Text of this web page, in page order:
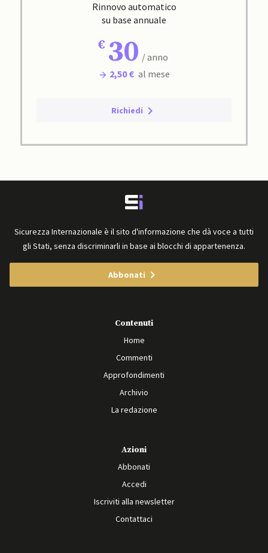
Rinnovo automatico
su base annuale
30 / anno
2,50 € al mese
Richiedi
Sicurezza Internazionale è il sito d'informazione che dà voce a tutti
gli Stati, senza discriminarli in base ai blocchi di appartenenza.
Abbonati
Contenuti
Home
Commenti
Approfondimenti
Archivio
La redazione
Azioni
Abbonati
Accedi
Iscriviti alla newsletter
Contattaci